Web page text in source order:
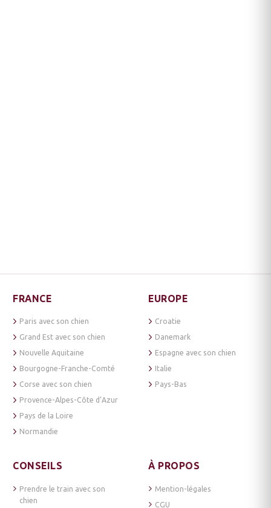
FRANCE
Paris avec son chien
Grand Est avec son chien
Nouvelle Aquitaine
Bourgogne-Franche-Comté
Corse avec son chien
Provence-Alpes-Côte d’Azur
Pays de la Loire
Normandie
EUROPE
Croatie
Danemark
Espagne avec son chien
Italie
Pays-Bas
CONSEILS
Prendre le train avec son
chien
À PROPOS
Mention-légales
CGU